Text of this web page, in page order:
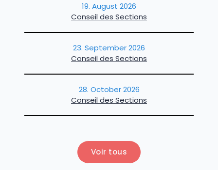
19. August 2026
Conseil des Sections
23. September 2026
Conseil des Sections
28. October 2026
Conseil des Sections
Voir tous